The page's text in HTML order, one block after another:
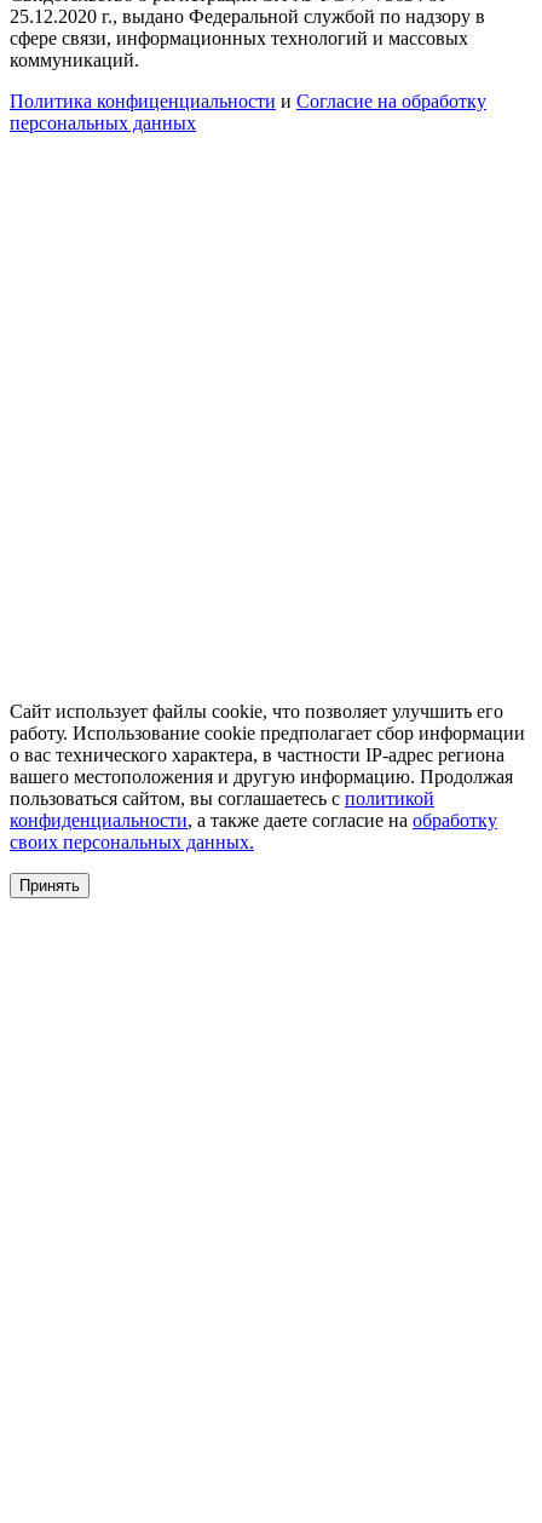
25.12.2020 г., выдано Федеральной службой по надзору в
сфере связи, информационных технологий и массовых
коммуникаций.
Политика конфиценциальности и Согласие на обработку
персональных данных
Сайт использует файлы cookie, что позволяет улучшить его
работу. Использование cookie предполагает сбор информации
о вас технического характера, в частности IP-адрес региона
вашего местоположения и другую информацию. Продолжая
пользоваться сайтом, вы соглашаетесь с политикой
конфиденциальности, а также даете согласие на обработку
своих персональных данных.
Принять